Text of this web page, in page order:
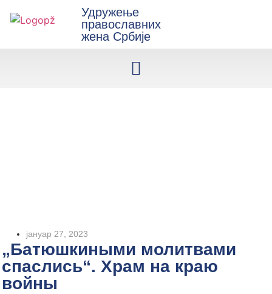
Удружење
православних
жена Србије
јануар 27, 2023
„Батюшкиными молитвами
спаслись“. Храм на краю
войны